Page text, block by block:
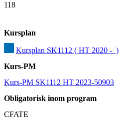
118
Kursplan
Kursplan SK1112 ( HT 2020 -  )
Kurs-PM
Kurs-PM SK1112 HT 2023-50903
Obligatorisk inom program
CFATE